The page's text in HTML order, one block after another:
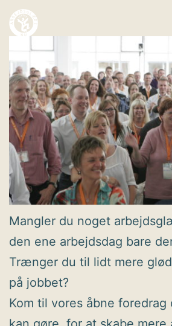
Fortsæt
til
indhold
Arbejdsglæde
nu
Mangler du noget
den ene arbejdsdag bare
Trænger du til lidt mere
på jobbet?
Kom til vores åbne